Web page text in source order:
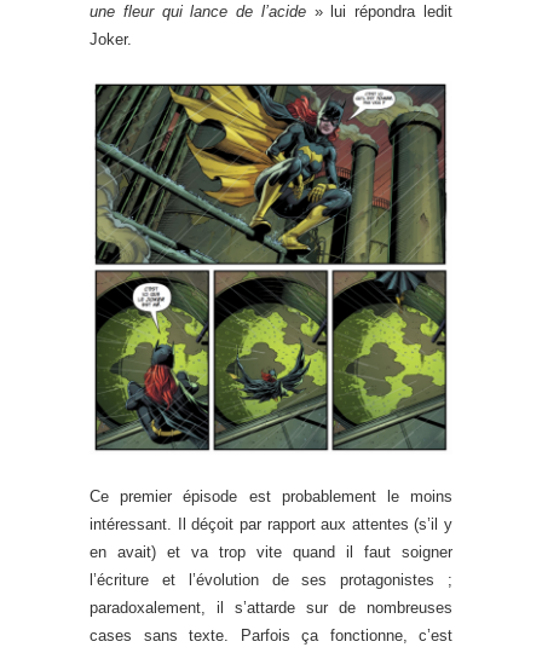
une fleur qui lance de l’acide» lui répondra ledit
Joker.
Ce premier épisode est probablement le moins
intéressant. Il déçoit par rapport aux attentes (s’il y
en avait) et va trop vite quand il faut soigner
l’écriture et l’évolution de ses protagonistes ;
paradoxalement, il s’attarde sur de nombreuses
cases sans texte. Parfois ça fonctionne, c’est